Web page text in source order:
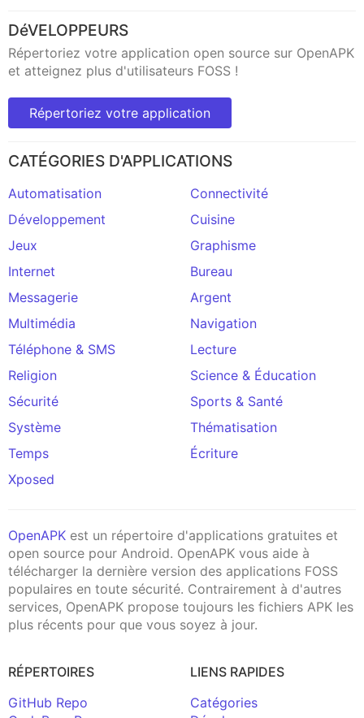
DéVELOPPEURS
Répertoriez votre application open source sur OpenAPK
et atteignez plus d'utilisateurs FOSS !
Répertoriez votre application
CATÉGORIES D'APPLICATIONS
Automatisation
Connectivité
Développement
Cuisine
Jeux
Graphisme
Internet
Bureau
Messagerie
Argent
Multimédia
Navigation
Téléphone & SMS
Lecture
Religion
Science & Éducation
Sécurité
Sports & Santé
Système
Thématisation
Temps
Écriture
Xposed
OpenAPK est un répertoire d'applications gratuites et
open source pour Android. OpenAPK vous aide à
télécharger la dernière version des applications FOSS
populaires en toute sécurité. Contrairement à d'autres
services, OpenAPK propose toujours les fichiers APK les
plus récents pour que vous soyez à jour.
RÉPERTOIRES
GitHub Repo
LIENS RAPIDES
Catégories